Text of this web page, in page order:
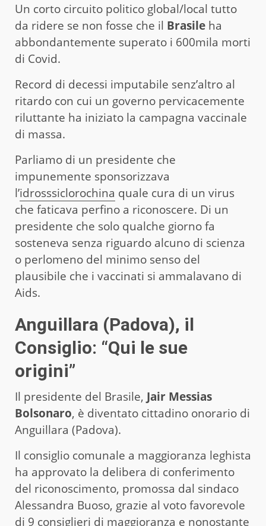
Un corto circuito politico global/local tutto
da ridere se non fosse che il Brasile ha
abbondantemente superato i 600mila morti
di Covid.
Record di decessi imputabile senz’altro al
ritardo con cui un governo pervicacemente
riluttante ha iniziato la campagna vaccinale
di massa.
Parliamo di un presidente che
impunemente sponsorizzava
l’idrosssiclorochina quale cura di un virus
che faticava perfino a riconoscere. Di un
presidente che solo qualche giorno fa
sosteneva senza riguardo alcuno di scienza
o perlomeno del minimo senso del
plausibile che i vaccinati si ammalavano di
Aids.
Anguillara (Padova), il
Consiglio: “Qui le sue
origini”
Il presidente del Brasile, Jair Messias
Bolsonaro, è diventato cittadino onorario di
Anguillara (Padova).
Il consiglio comunale a maggioranza leghista
ha approvato la delibera di conferimento
del riconoscimento, promossa dal sindaco
Alessandra Buoso, grazie al voto favorevole
di 9 consiglieri di maggioranza e nonostante